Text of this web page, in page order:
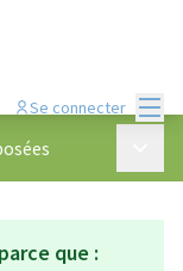
Se connecter
que :